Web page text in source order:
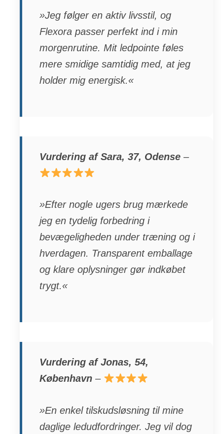
»Jeg følger en aktiv livsstil, og
Flexora passer perfekt ind i min
morgenrutine. Mit ledpointe føles
mere smidige samtidig med, at jeg
holder mig energisk.«
Vurdering af Sara, 37, Odense –
»Efter nogle ugers brug mærkede
jeg en tydelig forbedring i
bevægeligheden under træning og i
hverdagen. Transparent emballage
og klare oplysninger gør indkøbet
trygt.«
Vurdering af Jonas, 54,
København –
»En enkel tilskudsløsning til mine
daglige ledudfordringer. Jeg vil dog